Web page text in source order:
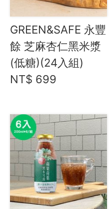
美景茶飲
Remedy 澳式精釀康普
Bonsoy 氣泡椰子水/棒豆奶
Zestea 無酒精
O卡桑 木耳養生飲
發現茶
果汁 / 醋飲 / 茶飲 / 沖泡
山山來茶
BEMO Café
豆奶 / 堅果飲 / 木耳露
羅東鎮農會
限時68折↘茶立方工坊 台
GREEN&SAFE 永豐
餘 芝麻杏仁黑米漿
(低糖)(24入組)
NT$ 699